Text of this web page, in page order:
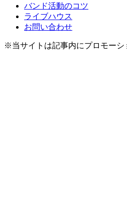
バンド活動のコツ
ライブハウス
お問い合わせ
※当サイトは記事内にプロモーシ